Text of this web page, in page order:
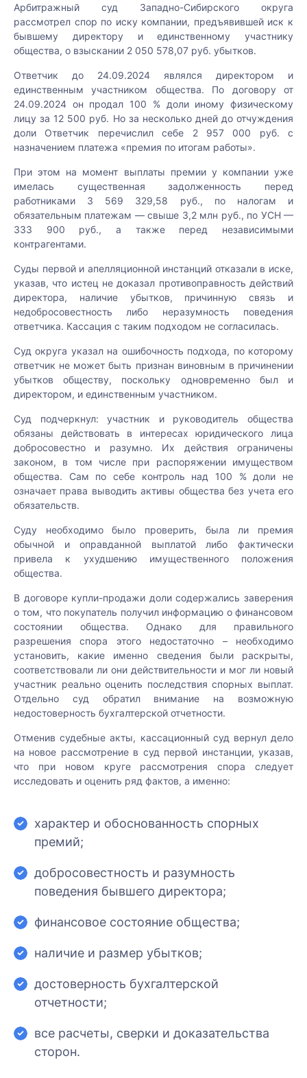
Закрыть
меню
Арбитражный суд Западно-Сибирского округа
рассмотрел спор по иску компании, предъявившей иск к
бывшему директору и единственному участнику
общества, о взыскании 2 050 578,07 руб. убытков.
Ответчик до 24.09.2024 являлся директором и
единственным участником общества. По договору от
24.09.2024 он продал 100 % доли иному физическому
лицу за 12 500 руб. Но за несколько дней до отчуждения
доли Ответчик перечислил себе 2 957 000 руб. с
назначением платежа «премия по итогам работы».
При этом на момент выплаты премии у компании уже
имелась существенная задолженность перед
работниками 3 569 329,58 руб., по налогам и
обязательным платежам — свыше 3,2 млн руб., по УСН —
333 900 руб., а также перед независимыми
контрагентами.
Суды первой и апелляционной инстанций отказали в иске,
указав, что истец не доказал противоправность действий
директора, наличие убытков, причинную связь и
недобросовестность либо неразумность поведения
ответчика. Кассация с таким подходом не согласилась.
Суд округа указал на ошибочность подхода, по которому
ответчик не может быть признан виновным в причинении
убытков обществу, поскольку одновременно был и
директором, и единственным участником.
Суд подчеркнул: участник и руководитель общества
обязаны действовать в интересах юридического лица
добросовестно и разумно. Их действия ограничены
законом, в том числе при распоряжении имуществом
общества. Сам по себе контроль над 100 % доли не
означает права выводить активы общества без учета его
обязательств.
Суду необходимо было проверить, была ли премия
обычной и оправданной выплатой либо фактически
привела к ухудшению имущественного положения
общества.
В договоре купли-продажи доли содержались заверения
о том, что покупатель получил информацию о финансовом
состоянии общества. Однако для правильного
разрешения спора этого недостаточно – необходимо
установить, какие именно сведения были раскрыты,
соответствовали ли они действительности и мог ли новый
участник реально оценить последствия спорных выплат.
Отдельно суд обратил внимание на возможную
недостоверность бухгалтерской отчетности.
Отменив судебные акты, кассационный суд вернул дело
на новое рассмотрение в суд первой инстанции, указав,
что при новом круге рассмотрения спора следует
исследовать и оценить ряд фактов, а именно:
характер и обоснованность спорных
премий;
добросовестность и разумность
поведения бывшего директора;
финансовое состояние общества;
наличие и размер убытков;
достоверность бухгалтерской
отчетности;
все расчеты, сверки и доказательства
сторон.
Как к Вам
обращаться:
Ваш
телефон:
Написать
нам
Как к Вам
обращаться:
Записаться
на
консультацию
Заказать
услугу
Ваши
Позвоните
мне
Как к Вам
обращаться:
Записаться
на
встречу
Консультант:
Как к Вам
обращаться: